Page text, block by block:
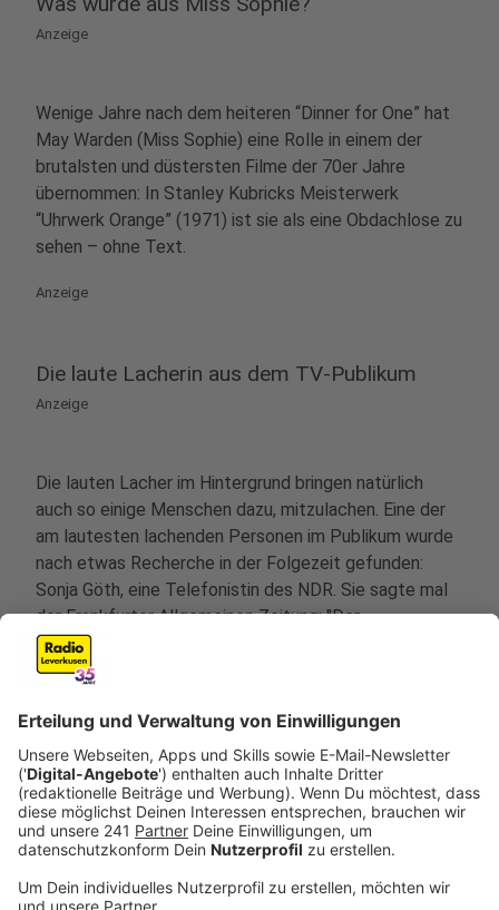
Anzeige
Wenige Jahre nach dem heiteren “Dinner for One” hat
May Warden (Miss Sophie) eine Rolle in einem der
brutalsten und düstersten Filme der 70er Jahre
übernommen: In Stanley Kubricks Meisterwerk
“Uhrwerk Orange” (1971) ist sie als eine Obdachlose zu
sehen – ohne Text.
Anzeige
Die laute Lacherin aus dem TV-Publikum
Anzeige
Die lauten Lacher im Hintergrund bringen natürlich
auch so einige Menschen dazu, mitzulachen. Eine der
am lautesten lachenden Personen im Publikum wurde
nach etwas Recherche in der Folgezeit gefunden:
Sonja Göth, eine Telefonistin des NDR. Sie sagte mal
der Frankfurter Allgemeinen Zeitung: "Der
Aufnahmeleiter kam irgendwann zu mir her und hat den
Finger auf die Lippen gelegt. Das hieß: Wenn ich nicht
sich wohl gestört. So hat man mir das nachher
zumindest gesagt."
Anzeige
Erst nur Füllprogramm